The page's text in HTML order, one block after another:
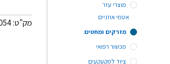
מק"ט: 1054
מוצרי עזר
אטמי אוזניים
מזרקים ומחטים
מכשור רפואי
ציוד למקעקעים